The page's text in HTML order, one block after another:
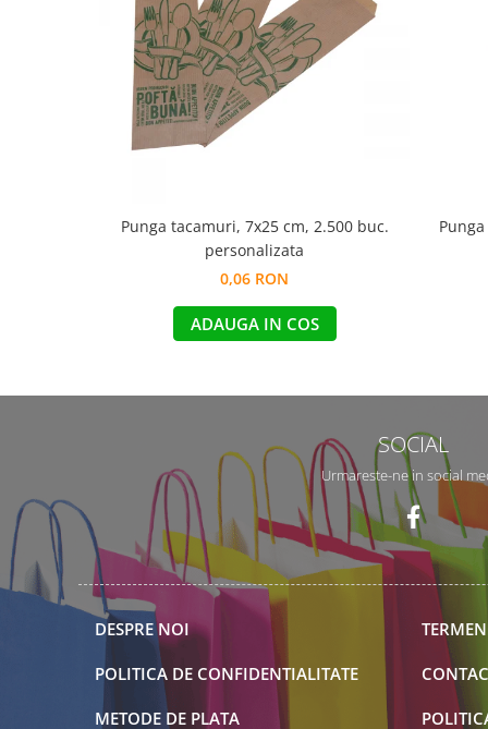
Punga tacamuri, 7x25 cm, 2.500 buc.
personalizata
0,06 RON
ADAUGA IN COS
SOCIAL
Urmareste-ne in social
DESPRE NOI
POLITICA DE CONFIDENTIALITATE
METODE DE PLATA